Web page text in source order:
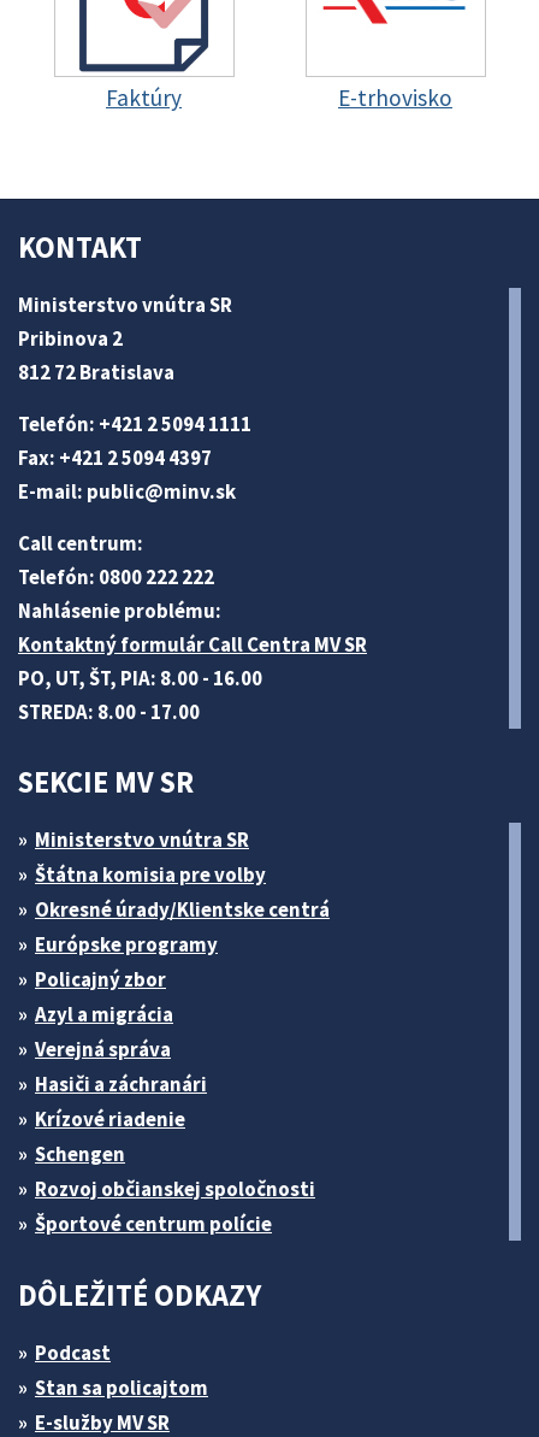
Faktúry E-trhovisko
KONTAKT
Ministerstvo vnútra SR
Pribinova 2
812 72 Bratislava
Telefón: +421 2 5094 1111
Fax: +421 2 5094 4397
E-mail: public@minv.sk
Call centrum:
Telefón: 0800 222 222
Nahlásenie problému:
Kontaktný formulár Call Centra MV SR
PO, UT, ŠT, PIA: 8.00 - 16.00
STREDA: 8.00 - 17.00
SEKCIE MV SR
Ministerstvo vnútra SR
Štátna komisia pre volby
Okresné úrady/Klientske centrá
Európske programy
Policajný zbor
Azyl a migrácia
Verejná správa
Hasiči a záchranári
Krízové riadenie
Schengen
Rozvoj občianskej spoločnosti
Športové centrum polície
DÔLEŽITÉ ODKAZY
Podcast
Stan sa policajtom
E-služby MV SR